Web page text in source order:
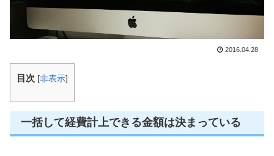
2016.04.28
目次 [非表示]
一括して経費計上できる金額は決まっている